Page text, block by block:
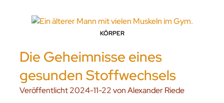
KÖRPER
Die Geheimnisse eines
gesunden Stoffwechsels
Veröffentlicht 2024-11-22 von Alexander Riede